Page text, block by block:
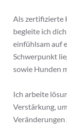
Als zertifizierte
begleite ich
einfühlsam auf
Schwerpunkt
sowie Hunden
Ich arbeite
Verstärkung,
Veränderungen